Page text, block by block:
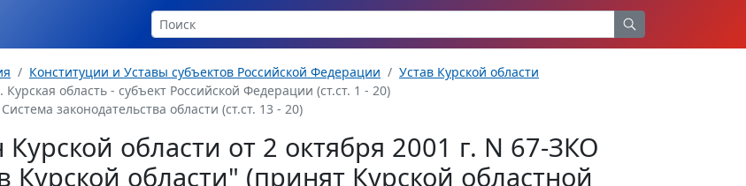
Конституции и Уставы субъектов Российской Федерации
Устав Курской области
Курская область - субъект Российской Федерации (ст.ст. 1 - 20)
законодательства области (ст.ст. 13 - 20)
Курской области от 2 октября 2001 г. N 67-ЗКО
Курской области" (принят Курской областной